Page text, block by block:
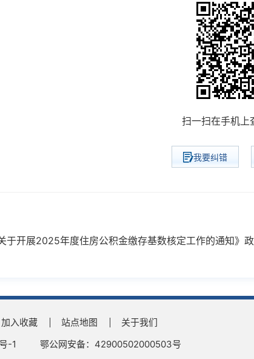
扫一扫在手机上
我要纠错
于开展2025年度住房公积金缴存基数核定工作的通知》
加入收藏 站点地图
关于我们
-1
鄂公网安备：42900502000503号